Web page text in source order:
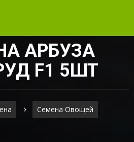
АРБУЗА
F1 5ШТ
Семена Овощей